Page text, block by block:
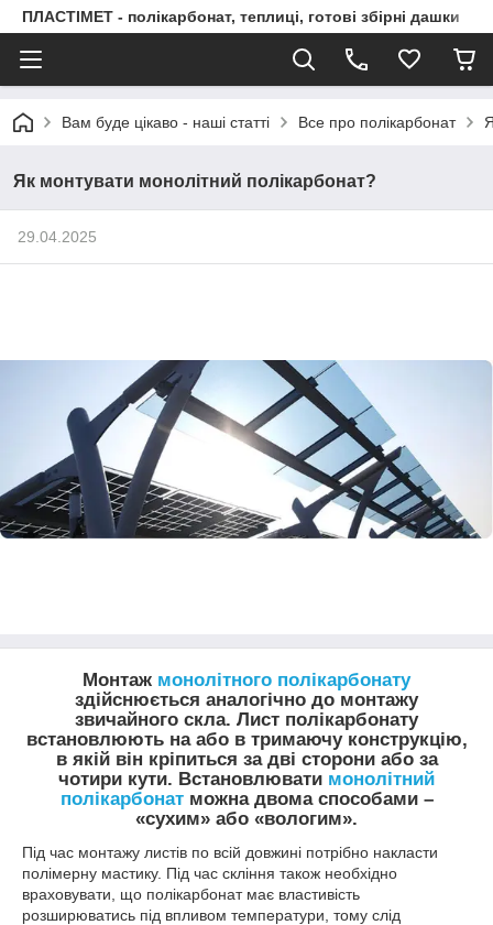
ПЛАСТІМЕТ - полікарбонат, теплиці, готові збірні дашки
Вам буде цікаво - наші статті Все про полікарбонат
Як монтувати монолітний полікарбонат?
29.04.2025
Монтаж монолітного полікарбонату
здійснюється аналогічно до монтажу
звичайного скла. Лист полікарбонату
встановлюють на або в тримаючу конструкцію,
в якій він кріпиться за дві сторони або за
чотири кути. Встановлювати монолітний
полікарбонатможна двома способами –
«сухим» або «вологим».
Під час монтажу листів по всій довжині потрібно накласти
полімерну мастику. Під час скління також необхідно
враховувати, що полікарбонат має властивість
розширюватись під впливом температури, тому слід